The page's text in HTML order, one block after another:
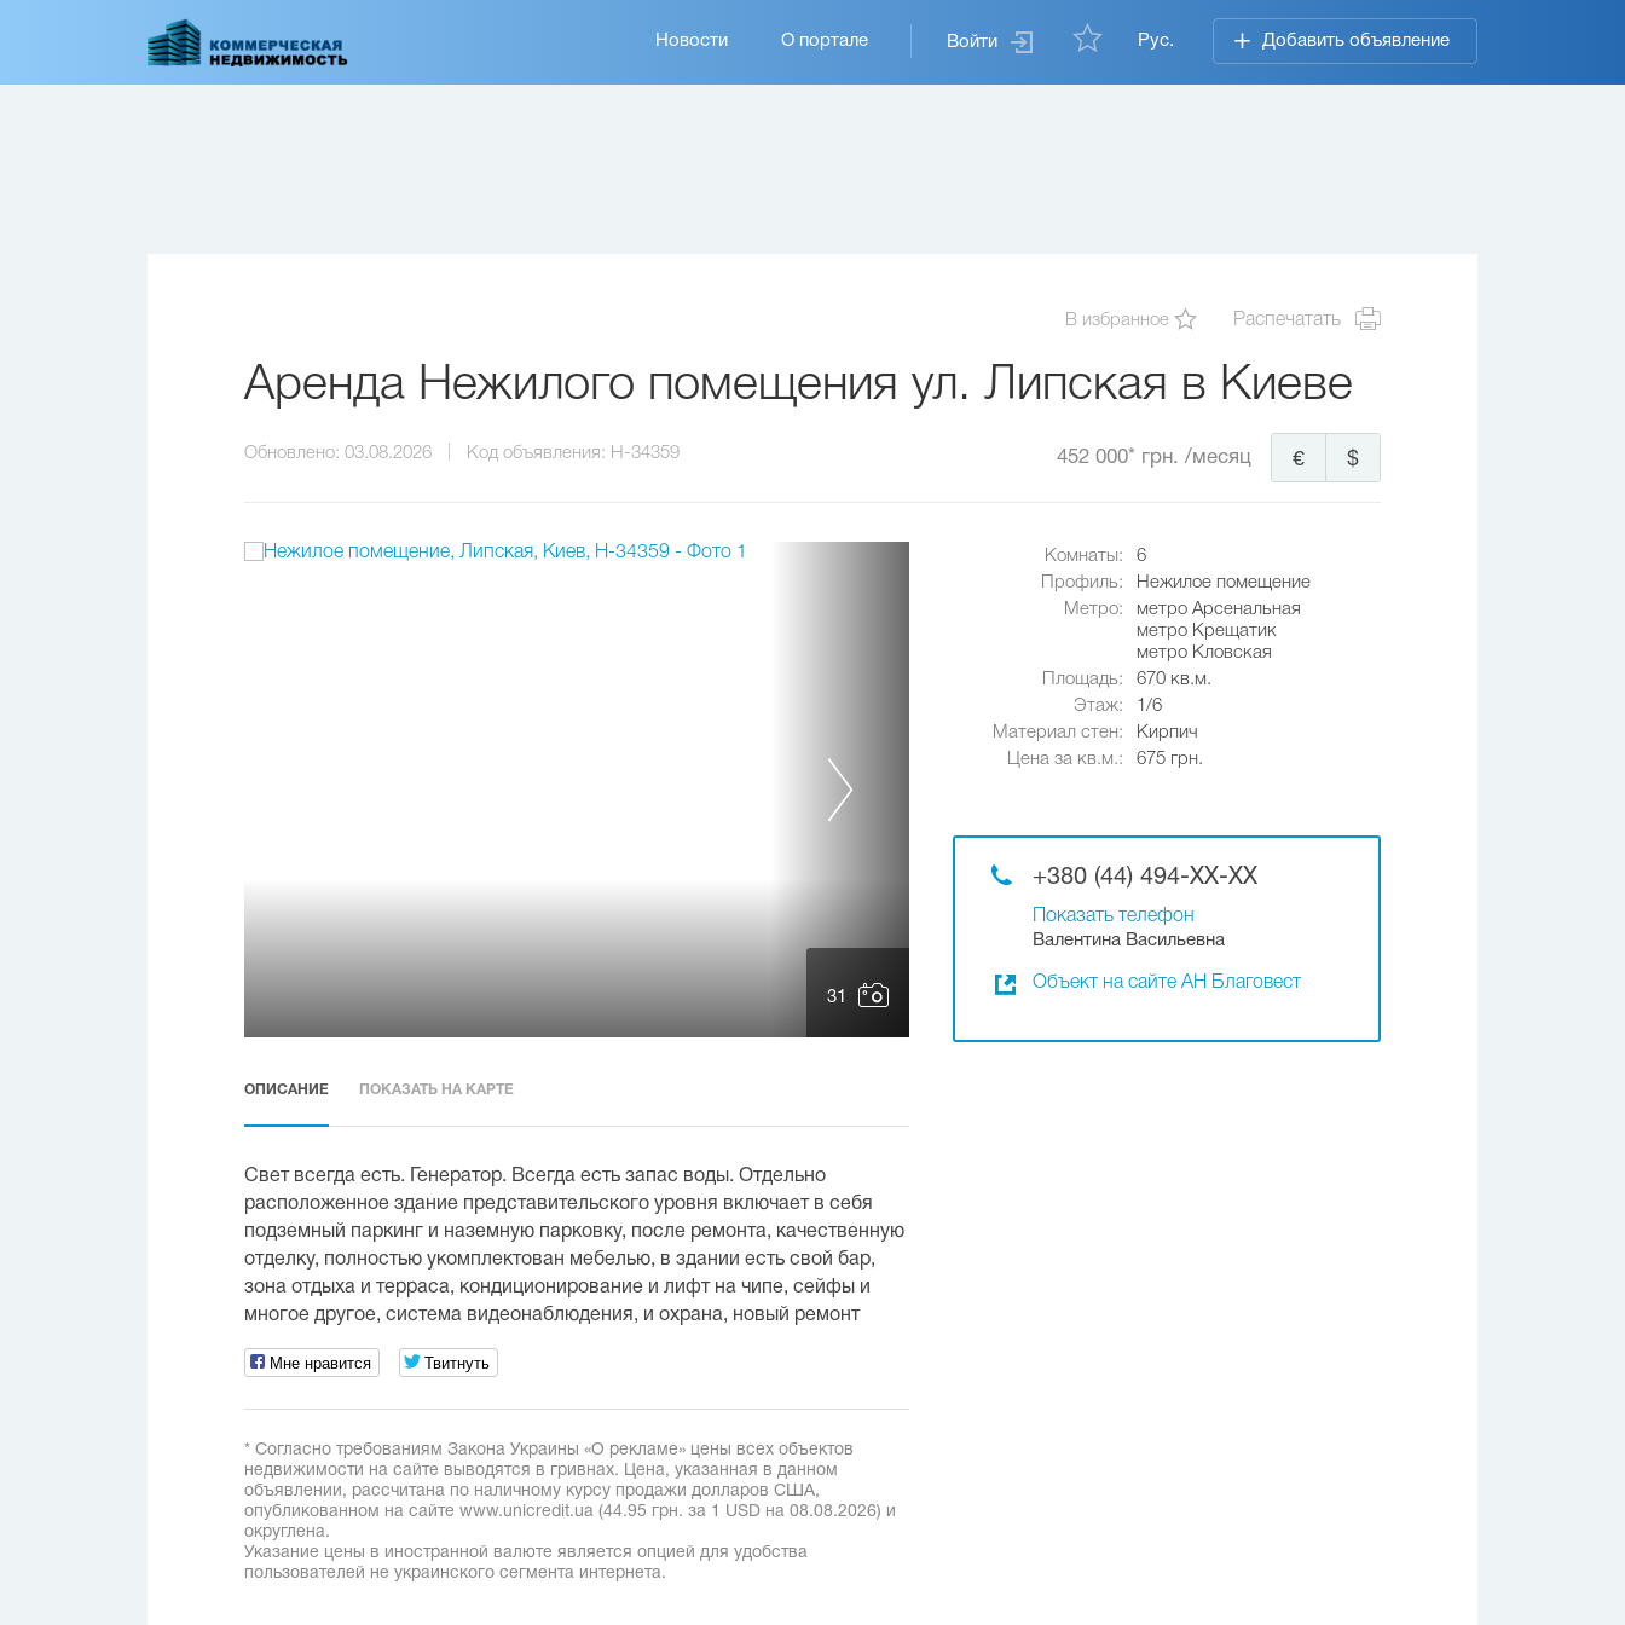
Войти Рус. Добавить объявление
Основная
навигация
Новости О портале
В избранное Распечатать
Аренда Нежилого помещения ул. Липская в Киеве
Обновлено: 03.08.2026 Код объявления: H-34359 452 000* грн. /месяц $
€
31
Комнаты:
6
Профиль:
Нежилое помещение
Метро:
метро Арсенальная
метро Крещатик
метро Кловская
Площадь:
670 кв.м.
Этаж:
1/6
Материал стен:
Кирпич
Цена за кв.м.:
675 грн.
+380 (44) 494-XX-XX
Показать телефон
Валентина Васильевна
Объект на сайте АН Благовест
ОПИСАНИЕ ПОКАЗАТЬ НА КАРТЕ
Свет всегда есть. Генератор. Всегда есть запас воды. Отдельно
расположенное здание представительского уровня включает в себя
подземный паркинг и наземную парковку, после ремонта, качественную
отделку, полностью укомплектован мебелью, в здании есть свой бар,
зона отдыха и терраса, кондиционирование и лифт на чипе, сейфы и
многое другое, система видеонаблюдения, и охрана, новый ремонт
Мне нравится Твитнуть
* Согласно требованиям Закона Украины «О рекламе» цены всех объектов
недвижимости на сайте выводятся в гривнах. Цена, указанная в данном
объявлении, рассчитана по наличному курсу продажи долларов США,
опубликованном на сайте www.unicredit.ua (44.95 грн. за 1 USD на 08.08.2026) и
округлена.
Указание цены в иностранной валюте является опцией для удобства
пользователей не украинского сегмента интернета.